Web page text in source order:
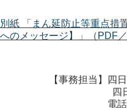
別紙 「まん延防止等重点措
へのメッセージ】」（PDF／
【事務担当】
四
電